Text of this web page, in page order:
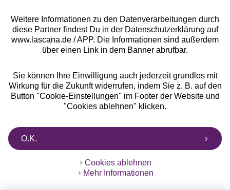
Weitere Informationen zu den Datenverarbeitungen durch
diese Partner findest Du in der Datenschutzerklärung auf
www.lascana.de / APP. Die Informationen sind außerdem
über einen Link in dem Banner abrufbar.
Sie können Ihre Einwilligung auch jederzeit grundlos mit
Wirkung für die Zukunft widerrufen, indem Sie z. B. auf den
Button "Cookie-Einstellungen" im Footer der Website und
"Cookies ablehnen" klicken.
O.K.
Cookies ablehnen
Mehr Informationen